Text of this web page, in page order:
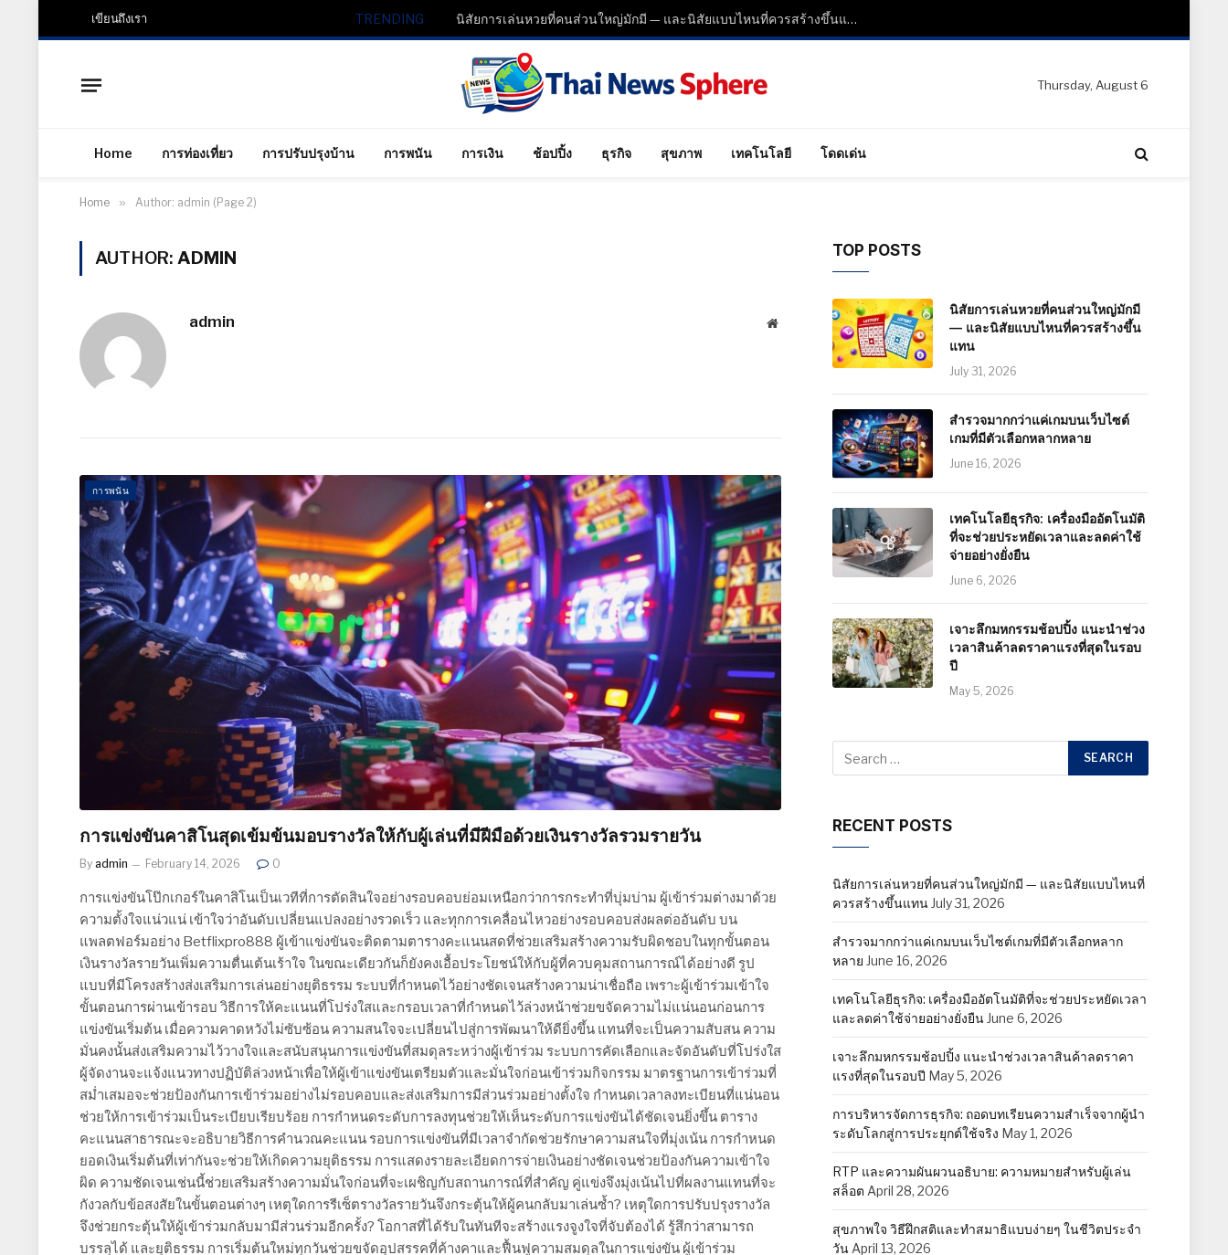
เขียนถึงเรา TRENDING นิสัยการเล่นหวยที่คนส่วนใหญ่มักมี — และนิสัยแบบไหนที่ควรสร้างขึ้นแทน
Thursday, August 6
Home การท่องเที่ยว การปรับปรุงบ้าน การพนัน การเงิน ช้อปปิ้ง ธุรกิจ สุขภาพ เทคโนโลยี โดดเด่น
Home » Author: admin (Page 2)
AUTHOR: ADMIN
admin Website
การพนัน
การแข่งขันคาสิโนสุดเข้มข้นมอบรางวัลให้กับผู้เล่นที่มีฝีมือด้วยเงินรางวัลรวมรายวัน
By admin February 14, 2026 0
การแข่งขันโป๊กเกอร์ในคาสิโนเป็นเวทีที่การตัดสินใจอย่างรอบคอบย่อมเหนือกว่าการกระทำที่บุ่มบ่าม ผู้เข้าร่วมต่างมาด้วย
ความตั้งใจแน่วแน่ เข้าใจว่าอันดับเปลี่ยนแปลงอย่างรวดเร็ว และทุกการเคลื่อนไหวอย่างรอบคอบส่งผลต่ออันดับ บน
แพลตฟอร์มอย่าง Betflixpro888 ผู้เข้าแข่งขันจะติดตามตารางคะแนนสดที่ช่วยเสริมสร้างความรับผิดชอบในทุกขั้นตอน
เงินรางวัลรายวันเพิ่มความตื่นเต้นเร้าใจ ในขณะเดียวกันก็ยังคงเอื้อประโยชน์ให้กับผู้ที่ควบคุมสถานการณ์ได้อย่างดี รูป
แบบที่มีโครงสร้างส่งเสริมการเล่นอย่างยุติธรรม ระบบที่กำหนดไว้อย่างชัดเจนสร้างความน่าเชื่อถือ เพราะผู้เข้าร่วมเข้าใจ
ขั้นตอนการผ่านเข้ารอบ วิธีการให้คะแนนที่โปร่งใสและกรอบเวลาที่กำหนดไว้ล่วงหน้าช่วยขจัดความไม่แน่นอนก่อนการ
แข่งขันเริ่มต้น เมื่อความคาดหวังไม่ซับซ้อน ความสนใจจะเปลี่ยนไปสู่การพัฒนาให้ดียิ่งขึ้น แทนที่จะเป็นความสับสน ความ
มั่นคงนั้นส่งเสริมความไว้วางใจและสนับสนุนการแข่งขันที่สมดุลระหว่างผู้เข้าร่วม ระบบการคัดเลือกและจัดอันดับที่โปร่งใส
ผู้จัดงานจะแจ้งแนวทางปฏิบัติล่วงหน้าเพื่อให้ผู้เข้าแข่งขันเตรียมตัวและมั่นใจก่อนเข้าร่วมกิจกรรม มาตรฐานการเข้าร่วมที่
สม่ำเสมอจะช่วยป้องกันการเข้าร่วมอย่างไม่รอบคอบและส่งเสริมการมีส่วนร่วมอย่างตั้งใจ กำหนดเวลาลงทะเบียนที่แน่นอน
ช่วยให้การเข้าร่วมเป็นระเบียบเรียบร้อย การกำหนดระดับการลงทุนช่วยให้เห็นระดับการแข่งขันได้ชัดเจนยิ่งขึ้น ตาราง
คะแนนสาธารณะจะอธิบายวิธีการคำนวณคะแนน รอบการแข่งขันที่มีเวลาจำกัดช่วยรักษาความสนใจที่มุ่งเน้น การกำหนด
ยอดเงินเริ่มต้นที่เท่ากันจะช่วยให้เกิดความยุติธรรม การแสดงรายละเอียดการจ่ายเงินอย่างชัดเจนช่วยป้องกันความเข้าใจ
ผิด ความชัดเจนเช่นนี้ช่วยเสริมสร้างความมั่นใจก่อนที่จะเผชิญกับสถานการณ์ที่สำคัญ คู่แข่งจึงมุ่งเน้นไปที่ผลงานแทนที่จะ
กังวลกับข้อสงสัยในขั้นตอนต่างๆ เหตุใดการรีเซ็ตรางวัลรายวันจึงกระตุ้นให้ผู้คนกลับมาเล่นซ้ำ? เหตุใดการปรับปรุงรางวัล
จึงช่วยกระตุ้นให้ผู้เข้าร่วมกลับมามีส่วนร่วมอีกครั้ง? โอกาสที่ได้รับในทันทีจะสร้างแรงจูงใจที่จับต้องได้ รู้สึกว่าสามารถ
บรรลุได้ และยุติธรรม การเริ่มต้นใหม่ทุกวันช่วยขจัดอุปสรรคที่ค้างคาและฟื้นฟูความสมดุลในการแข่งขัน ผู้เข้าร่วม
TOP POSTS
นิสัยการเล่นหวยที่คนส่วนใหญ่มักมี
— และนิสัยแบบไหนที่ควรสร้างขึ้น
แทน
July 31, 2026
สำรวจมากกว่าแค่เกมบนเว็บไซต์
เกมที่มีตัวเลือกหลากหลาย
June 16, 2026
เทคโนโลยีธุรกิจ: เครื่องมืออัตโนมัติ
ที่จะช่วยประหยัดเวลาและลดค่าใช้
จ่ายอย่างยั่งยืน
June 6, 2026
เจาะลึกมหกรรมช้อปปิ้ง แนะนำช่วง
เวลาสินค้าลดราคาแรงที่สุดในรอบ
ปี
May 5, 2026
RECENT POSTS
นิสัยการเล่นหวยที่คนส่วนใหญ่มักมี — และนิสัยแบบไหนที่
ควรสร้างขึ้นแทน July 31, 2026
สำรวจมากกว่าแค่เกมบนเว็บไซต์เกมที่มีตัวเลือกหลาก
หลาย June 16, 2026
เทคโนโลยีธุรกิจ: เครื่องมืออัตโนมัติที่จะช่วยประหยัดเวลา
และลดค่าใช้จ่ายอย่างยั่งยืน June 6, 2026
เจาะลึกมหกรรมช้อปปิ้ง แนะนำช่วงเวลาสินค้าลดราคา
แรงที่สุดในรอบปี May 5, 2026
การบริหารจัดการธุรกิจ: ถอดบทเรียนความสำเร็จจากผู้นำ
ระดับโลกสู่การประยุกต์ใช้จริง May 1, 2026
RTP และความผันผวนอธิบาย: ความหมายสำหรับผู้เล่น
สล็อต April 28, 2026
สุขภาพใจ วิธีฝึกสติและทำสมาธิแบบง่ายๆ ในชีวิตประจำ
วัน April 13, 2026